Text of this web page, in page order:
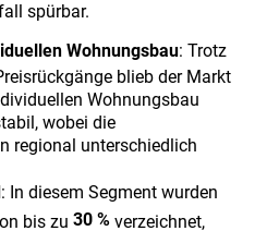
spürbar.
Wohnungsbau: Trotz
blieb der Markt
Wohnungsbau
wobei die
regional unterschiedlich
: In diesem Segment wurden
bis zu 30 % verzeichnet,